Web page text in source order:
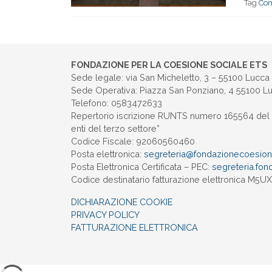
Tag
FONDAZIONE PER LA COESIONE SOCIALE ETS
Sede legale: via San Micheletto, 3 – 55100 Lucca
Sede Operativa: Piazza San Ponziano, 4 55100
Telefono: 0583472633
Repertorio iscrizione RUNTS numero 165564
enti del terzo settore”
Codice Fiscale: 92060560460
Posta elettronica: segreteria@
Posta Elettronica Certificata – PEC: segreteria.
Codice destinatario fatturazione elettronica
DICHIARAZIONE COOKIE
PRIVACY POLICY
FATTURAZIONE ELETTRONICA